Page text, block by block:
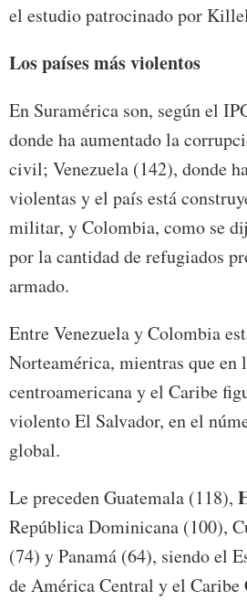
el estudio patrocinado por
Los países más violentos
En Suramérica son, según el
donde ha aumentado la
civil; Venezuela (142), donde
violentas y el país está
militar, y Colombia, como se
por la cantidad de refugiados
armado.
Entre Venezuela y Colombia
Norteamérica, mientras que en
centroamericana y el Caribe
violento El Salvador, en el
global.
Le preceden Guatemala (118),
República Dominicana (100),
(74) y Panamá (64), siendo el
de América Central y el Caribe